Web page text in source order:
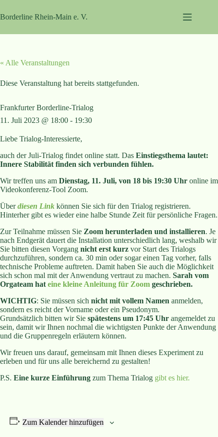
Inhalt
springen
Borderline Rhein-Main e. V.
« Alle Veranstaltungen
Diese Veranstaltung hat bereits stattgefunden.
Frankfurter Borderline-Trialog
11. Juli 2023 @ 18:00 - 19:30
Liebe Trialog-Interessierte,
auch der Juli-Trialog findet online statt. Das Einstiegsthema lautet:
Innere Stabilität finden sich verbunden fühlen.
Wir treffen uns am Dienstag, 11. Juli, von 18 bis 19:30 Uhr online im
Videokonferenz-Tool Zoom.
Überdiesen Link können Sie sich für den Trialog registrieren.
Hinterher gibt es wieder eine halbe Stunde Zeit für persönliche Fragen.
Zur Teilnahme müssen Sie Zoom herunterladen und installieren. Je
nach Endgerät dauert die Installation unterschiedlich lang, weshalb wir
Sie bitten diesen Vorgang nicht erst kurz vor Start des Trialogs
durchzuführen, sondern ca. 30 min oder sogar einen Tag vorher, falls
technische Probleme auftreten. Damit haben Sie auch die Möglichkeit
sich schon mal mit der Anwendung vertraut zu machen. Sarah vom
Orgateam hat eine kleine Anleitung für Zoom geschrieben.
WICHTIG: Sie müssen sich nicht mit vollem Namen anmelden,
sondern es reicht der Vorname oder ein Pseudonym.
Grundsätzlich bitten wir Sie spätestens um 17:45 Uhr angemeldet zu
sein, damit wir Ihnen nochmal die wichtigsten Punkte der Anwendung
und die Gruppenregeln erläutern können.
Wir freuen uns darauf, gemeinsam mit Ihnen dieses Experiment zu
erleben und für uns alle bereichernd zu gestalten!
P.S. Eine kurze Einführung zum Thema Trialog gibt es hier.
Zum Kalender hinzufügen